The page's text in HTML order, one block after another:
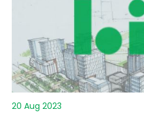
20 Aug 2023